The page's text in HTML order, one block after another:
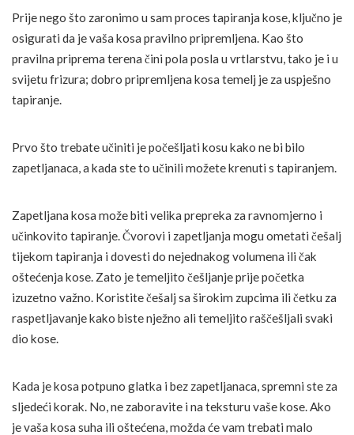
Prije nego što zaronimo u sam proces tapiranja kose, ključno je
osigurati da je vaša kosa pravilno pripremljena. Kao što
pravilna priprema terena čini pola posla u vrtlarstvu, tako je i u
svijetu frizura; dobro pripremljena kosa temelj je za uspješno
tapiranje.
Prvo što trebate učiniti je počešljati kosu kako ne bi bilo
zapetljanaca, a kada ste to učinili možete krenuti s tapiranjem.
Zapetljana kosa može biti velika prepreka za ravnomjerno i
učinkovito tapiranje. Čvorovi i zapetljanja mogu ometati češalj
tijekom tapiranja i dovesti do nejednakog volumena ili čak
oštećenja kose. Zato je temeljito češljanje prije početka
izuzetno važno. Koristite češalj sa širokim zupcima ili četku za
raspetljavanje kako biste nježno ali temeljito raščešljali svaki
dio kose.
Kada je kosa potpuno glatka i bez zapetljanaca, spremni ste za
sljedeći korak. No, ne zaboravite i na teksturu vaše kose. Ako
je vaša kosa suha ili oštećena, možda će vam trebati malo